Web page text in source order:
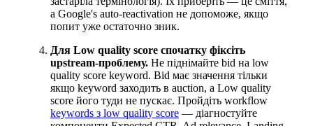
а Google's auto-reactivation не допоможе, якщо
попит уже остаточно зник.
Для Low quality score спочатку фіксіть
upstream-проблему. Не піднімайте bid на low
quality score keyword. Bid має значення тільки
якщо keyword заходить в auction, а Low quality
score його туди не пускає. Пройдіть workflow
keywords з low quality score — діагностуйте